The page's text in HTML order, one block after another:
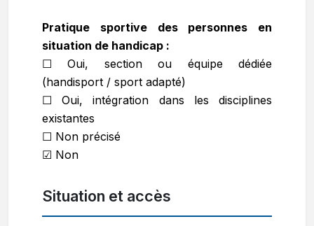
Pratique sportive des personnes en
situation de handicap :
☐ Oui, section ou équipe dédiée
(handisport / sport adapté)
☐ Oui, intégration dans les disciplines
existantes
☐ Non précisé
☑ Non
Situation et accès